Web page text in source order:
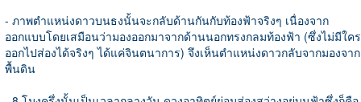
- ภาพตำแหน่งดาวบนธงนั้นจะกลับด้านกันกับท้องฟ้าจริงๆ เนื่องจาก
ออกแบบโดยเสมือนว่ามองออกมาจากด้านนอกทรงกลมท้องฟ้า (ซึ่งไม่มีใคร
ออกไปส่องได้จริงๆ ได้แค่จินตนาการ) จึงเห็นตำแหน่งดาวกลับจากมองจาก
พื้นดิน